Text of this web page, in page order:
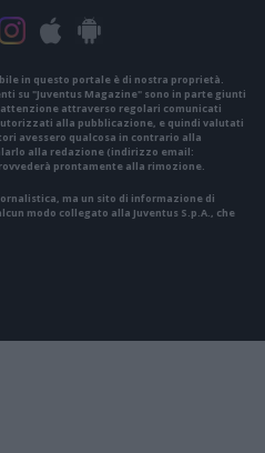
in questo portale è di nostra proprietà.
su "Juventus Magazine" sono in parte giunti
attraverso regolari comunicati
alla pubblicazione, e quindi valutati
avessero qualcosa in contrario alla
alla redazione (indirizzo email:
prontamente alla rimozione.
ma un sito di informazione di
modo collegato alla Juventus S.p.A., che